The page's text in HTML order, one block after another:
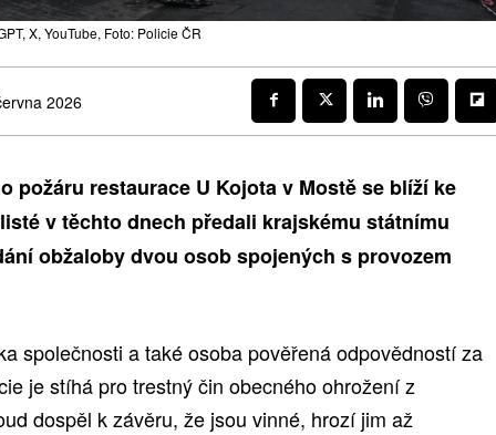
X, YouTube, Foto: Policie ČR
2026
požáru restaurace U Kojota v Mostě se blíží ke
v těchto dnech předali krajskému státnímu
obžaloby dvou osob spojených s provozem
společnosti a také osoba pověřená odpovědností za
je stíhá pro trestný čin obecného ohrožení z
dospěl k závěru, že jsou vinné, hrozí jim až